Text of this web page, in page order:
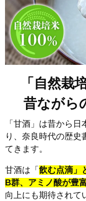
「自然栽
昔ながら
「甘酒」は昔から
り、奈良時代の歴史
てきます。
甘酒は「 飲む点滴」
B群、アミノ酸が豊
向上にも期待されて